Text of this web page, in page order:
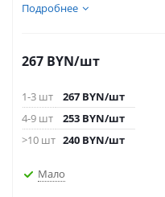
Подробнее
267 BYN/шт
1-3 шт 267 BYN/шт
4-9 шт
253 BYN/шт
>10 шт 240 BYN/шт
Мало